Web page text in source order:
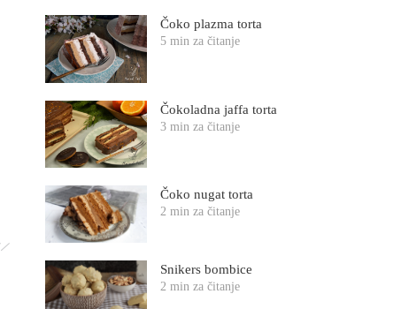
Čoko plazma torta
5 min za čitanje
Čokoladna jaffa torta
3 min za čitanje
Čoko nugat torta
2 min za čitanje
Snikers bombice
2 min za čitanje